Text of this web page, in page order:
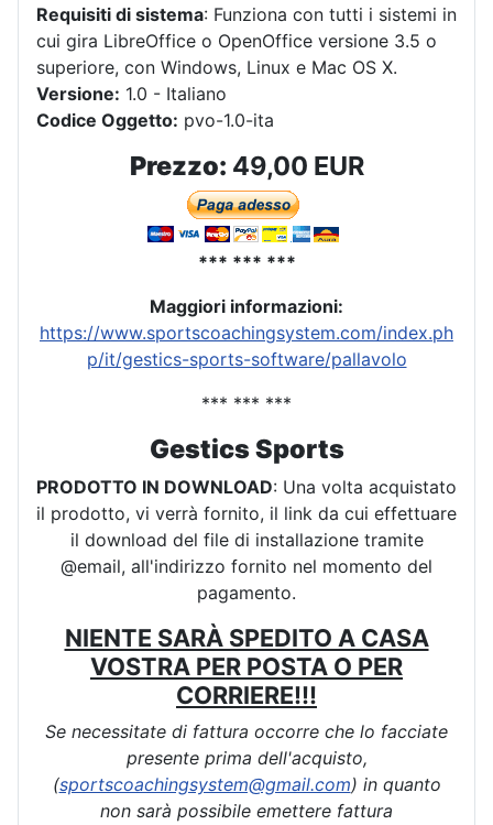
Requisiti di sistema: Funziona con tutti i sistemi in
cui gira LibreOffice o OpenOffice versione 3.5 o
superiore, con Windows, Linux e Mac OS X.
Versione: 1.0 - Italiano
Codice Oggetto: pvo-1.0-ita
Prezzo: 49,00 EUR
*** *** ***
Maggiori informazioni:
https://www.sportscoachingsystem.com/index.ph
p/it/gestics-sports-software/pallavolo
*** *** ***
Gestics Sports
PRODOTTO IN DOWNLOAD: Una volta acquistato
il prodotto, vi verrà fornito, il link da cui effettuare
il download del file di installazione tramite
@email, all'indirizzo fornito nel momento del
pagamento.
NIENTE SARÀ SPEDITO A CASA
VOSTRA PER POSTA O PER
CORRIERE!!!
Se necessitate di fattura occorre che lo facciate
presente prima dell'acquisto,
(sportscoachingsystem@gmail.com) in quanto
non sarà possibile emettere fattura